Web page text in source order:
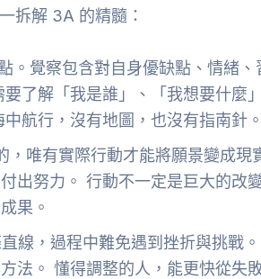
拆解 3A 的精髓：
。覺察包含對自身優缺點、情緒、
了解「我是誰」、「我想要什麼
航行，沒有地圖，也沒有指南針。
，唯有實際行動才能將願景變成現
出努力。 行動不一定是巨大的改
果。
線，過程中難免遇到挫折與挑戰
法。 懂得調整的人，能更快從失